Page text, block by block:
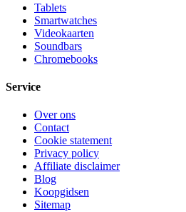
Tablets
Smartwatches
Videokaarten
Soundbars
Chromebooks
Service
Over ons
Contact
Cookie statement
Privacy policy
Affiliate disclaimer
Blog
Koopgidsen
Sitemap